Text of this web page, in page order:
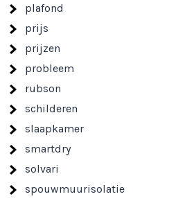
plafond
prijs
prijzen
probleem
rubson
schilderen
slaapkamer
smartdry
solvari
spouwmuurisolatie